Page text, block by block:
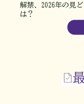
解禁、2026年の見ど
は？